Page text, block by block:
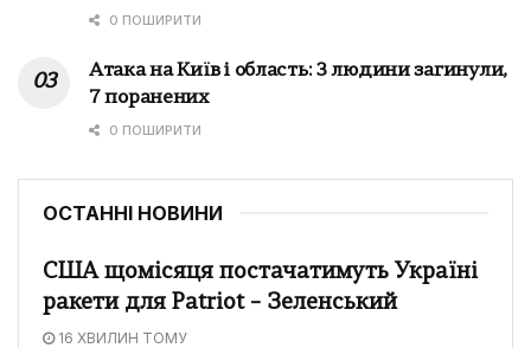
0 ПОШИРИТИ
Атака на Київ і область: 3 людини загинули,
7 поранених
0 ПОШИРИТИ
ОСТАННІ НОВИНИ
США щомісяця постачатимуть Україні
ракети для Patriot – Зеленський
16 ХВИЛИН ТОМУ